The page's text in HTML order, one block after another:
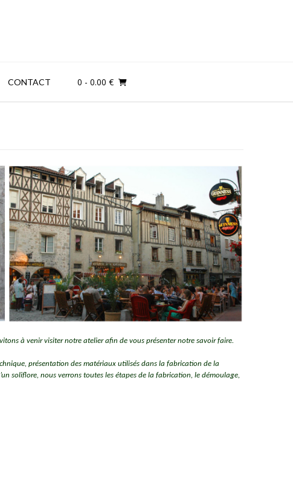
CONTACT 0 - 0.00 €
à venir visiter notre atelier afin de vous présenter notre savoir faire.
présentation des matériaux utilisés dans la fabrication de la
soliflore, nous verrons toutes les étapes de la fabrication, le démoulage,